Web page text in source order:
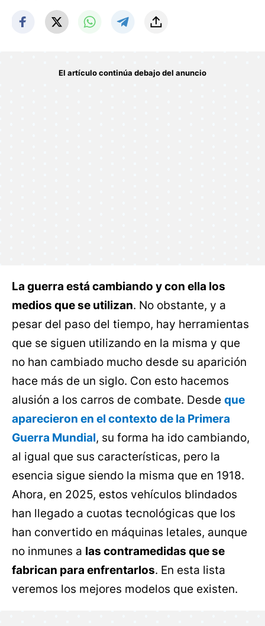
La guerra está cambiando y con ella los
medios que se utilizan. No obstante, y a
pesar del paso del tiempo, hay herramientas
que se siguen utilizando en la misma y que
no han cambiado mucho desde su aparición
hace más de un siglo. Con esto hacemos
alusión a los carros de combate. Desde que
aparecieron en el contexto de la Primera
Guerra Mundial, su forma ha ido cambiando,
al igual que sus características, pero la
esencia sigue siendo la misma que en 1918.
Ahora, en 2025, estos vehículos blindados
han llegado a cuotas tecnológicas que los
han convertido en máquinas letales, aunque
no inmunes a las contramedidas que se
fabrican para enfrentarlos. En esta lista
veremos los mejores modelos que existen.